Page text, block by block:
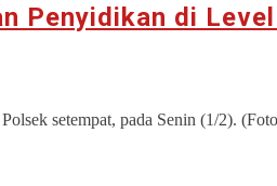
Penyidikan di
setempat, pada Senin (1/2).